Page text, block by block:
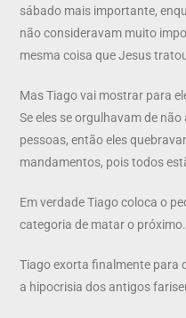
sábado mais importante,
não consideravam muito
mesma coisa que Jesus
Mas Tiago vai mostrar para
Se eles se orgulhavam de
pessoas, então eles
mandamentos, pois todos
Em verdade Tiago coloca o
categoria de matar o próximo.
Tiago exorta finalmente para
a hipocrisia dos antigos